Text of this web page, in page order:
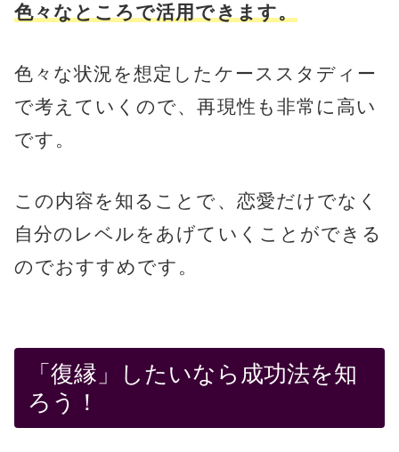
色々なところで活用できます。
色々な状況を想定したケーススタディー
で考えていくので、再現性も非常に高い
です。
この内容を知ることで、恋愛だけでなく
自分のレベルをあげていくことができる
のでおすすめです。
「復縁」したいなら成功法を知
ろう！